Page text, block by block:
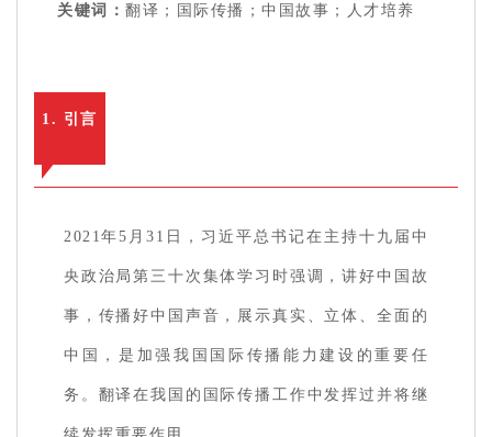
关键词：翻译；国际传播；中国故事；人才培养
1. 引言
2021年5月31日，习近平总书记在主持十九届中
央政治局第三十次集体学习时强调，讲好中国故
事，传播好中国声音，展示真实、立体、全面的
中国，是加强我国国际传播能力建设的重要任
务。翻译在我国的国际传播工作中发挥过并将继